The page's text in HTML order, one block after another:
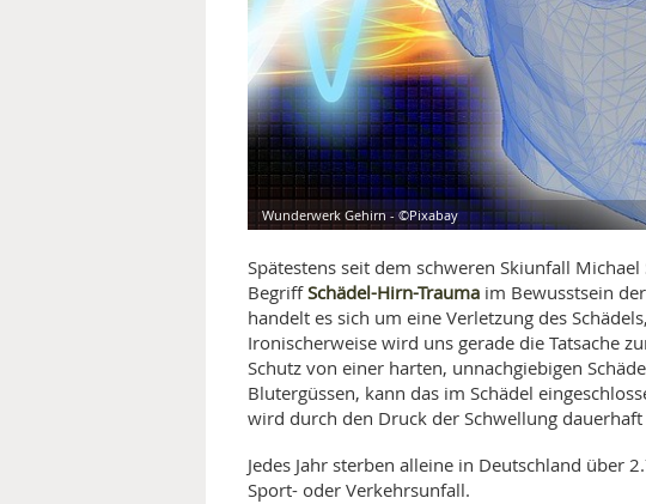
MUND UND ZÄHNE
PRÄVENTION UND ALTER
SYMPTOME UND DIAGNOSE
VITAMINE UND MINERALSTOFFE
Wunderwerk Gehirn - ©Pixabay
Spätestens seit dem schweren Skiunfall
BegriffSchädel-Hirn-Trauma im Bewusstsein
handelt es sich um eine Verletzung des
Ironischerweise wird uns gerade die Tatsache
Schutz von einer harten, unnachgiebigen
Blutergüssen, kann das im Schädel
wird durch den Druck der Schwellung dauerhaft
Jedes Jahr sterben alleine in Deutschland über
Sport- oder Verkehrsunfall.